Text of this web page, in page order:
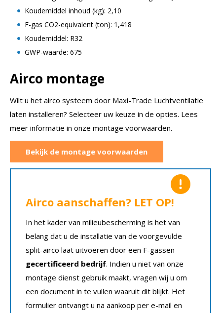
Koudemiddel inhoud (kg): 2,10
F-gas CO2-equivalent (ton): 1,418
Koudemiddel: R32
GWP-waarde: 675
Airco montage
Wilt u het airco systeem door Maxi-Trade Luchtventilatie
laten installeren? Selecteer uw keuze in de opties. Lees
meer informatie in onze montage voorwaarden.
Bekijk de montage voorwaarden
Airco aanschaffen? LET OP!
In het kader van milieubescherming is het van
belang dat u de installatie van de voorgevulde
split-airco laat uitvoeren door een F-gassen
gecertificeerd bedrijf. Indien u niet van onze
montage dienst gebruik maakt, vragen wij u om
een document in te vullen waaruit dit blijkt. Het
formulier ontvangt u na aankoop per e-mail en